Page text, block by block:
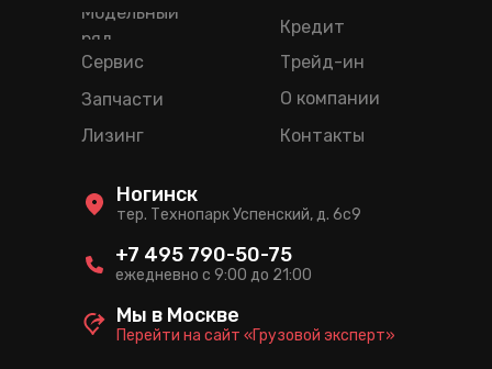
Лизинг
Кредит
Трейд-ин
Модельный
ряд
Сервис
Запчасти
О компании
Контакты
тер. Технопарк Успенский, д. 6c9
Ногинск
ежедневно с 9:00 до 21:00
+7 495 790-50-75
Перейти на сайт «Грузовой эксперт»
Мы в Москве